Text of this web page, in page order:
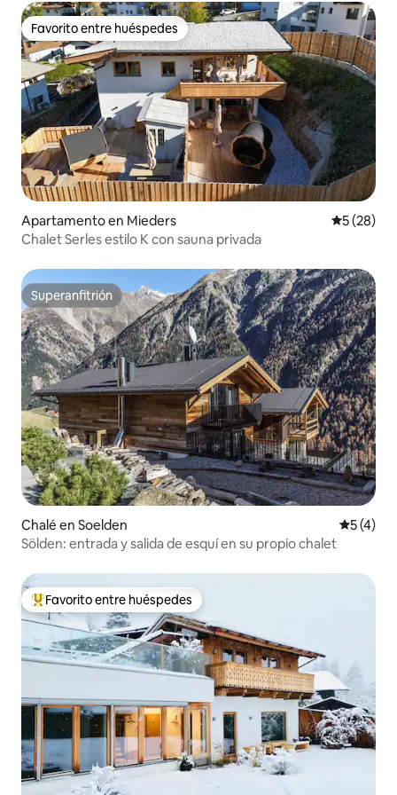
Favorito entre huéspedes
Favorito entre huéspedes
Apartamento en Mieders
5 (28)
Chalet Serles estilo K con sauna privada
Superanfitrión
Superanfitrión
Chalé en Soelden
5 (4)
Sölden: entrada y salida de esquí en su propio chalet
Favorito entre huéspedes preferido
Favorito entre huéspedes